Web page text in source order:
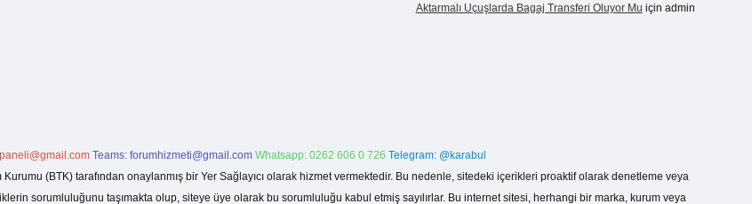
Aktarmalı Uçuşlarda Bagaj Transferi Oluyor Mu için admin
Teams: forumhizmeti@gmail.com Whatsapp: 0262 606 0 726 Telegram: @karabul
(BTK) tarafından onaylanmış bir Yer Sağlayıcı olarak hizmet vermektedir. Bu nedenle, sitedeki içerikleri proaktif olarak denetleme veya
sorumluluğunu taşımakta olup, siteye üye olarak bu sorumluluğu kabul etmiş sayılırlar. Bu internet sitesi, herhangi bir marka, kurum veya